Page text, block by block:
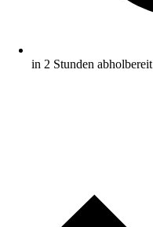
in 2 Stunden abholbereit